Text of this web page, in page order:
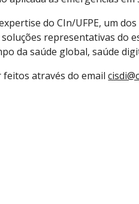
do CIn/UFPE, um
representativas do
da saúde global, saúde
feitos através do email